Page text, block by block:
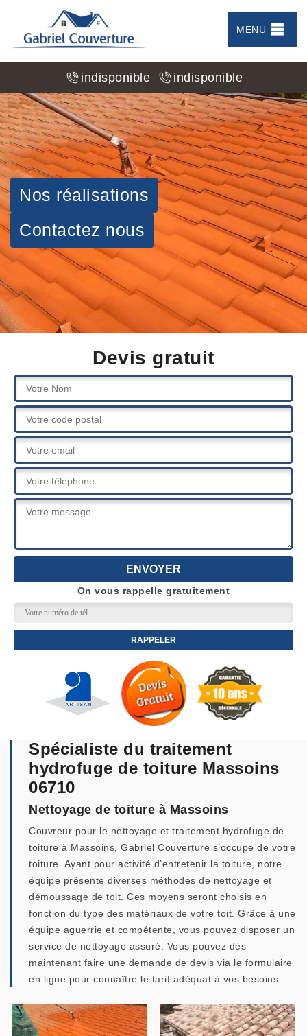
MENU
indisponible indisponible
Nos réalisations
Contactez nous
Devis gratuit
On vous rappelle gratuitement
Spécialiste du traitement
hydrofuge de toiture Massoins
06710
Nettoyage de toiture à Massoins
Couvreur pour le nettoyage et traitement hydrofuge de
toiture à Massoins, Gabriel Couverture s’occupe de votre
toiture. Ayant pour activité d’entretenir la toiture, notre
équipe présente diverses méthodes de nettoyage et
démoussage de toit. Ces moyens seront choisis en
fonction du type des matériaux de votre toit. Grâce à une
équipe aguerrie et compétente, vous pouvez disposer un
service de nettoyage assuré. Vous pouvez dès
maintenant faire une demande de devis via le formulaire
en ligne pour connaître le tarif adéquat à vos besoins.